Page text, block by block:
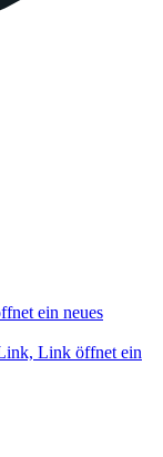
ein neues
Link öffnet ein